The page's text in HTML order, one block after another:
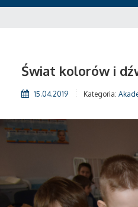
Świat kolorów i
15.04.2019 Kategoria: